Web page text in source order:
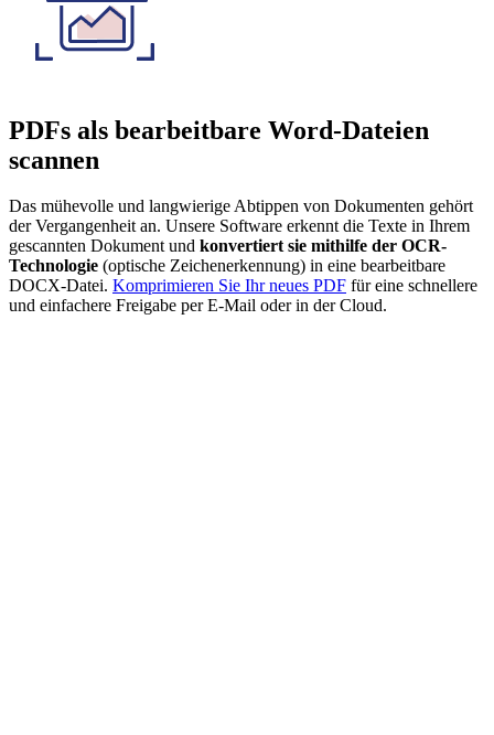
PDFs als bearbeitbare Word-Dateien
scannen
Das mühevolle und langwierige Abtippen von Dokumenten gehört
der Vergangenheit an. Unsere Software erkennt die Texte in Ihrem
gescannten Dokument und konvertiert sie mithilfe der OCR-
Technologie (optische Zeichenerkennung) in eine bearbeitbare
DOCX-Datei. Komprimieren Sie Ihr neues PDF für eine schnellere
und einfachere Freigabe per E-Mail oder in der Cloud.